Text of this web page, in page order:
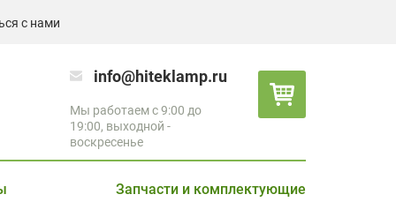
с нами
info@hiteklamp.ru
Мы работаем с 9:00 до
19:00, выходной -
воскресенье
Запчасти и комплектующие